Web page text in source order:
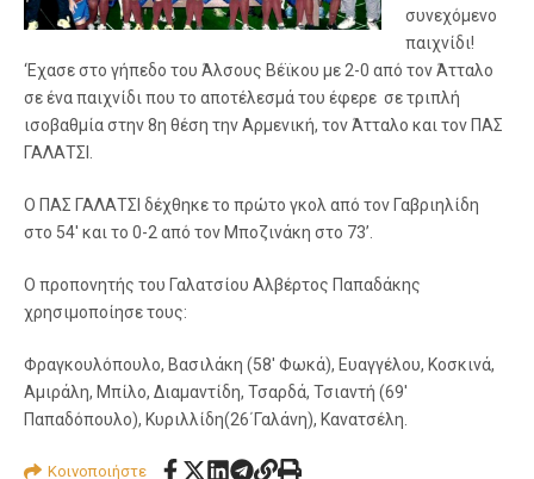
συνεχόμενο
παιχνίδι!
‘Εχασε στο γήπεδο του Άλσους Βέϊκου με 2-0 από τον Άτταλο
σε ένα παιχνίδι που το αποτέλεσμά του έφερε σε τριπλή
ισοβαθμία στην 8η θέση την Αρμενική, τον Άτταλο και τον ΠΑΣ
ΓΑΛΑΤΣΙ.
Ο ΠΑΣ ΓΑΛΑΤΣΙ δέχθηκε το πρώτο γκολ από τον Γαβριηλίδη
στο 54′ και το 0-2 από τον Μποζινάκη στο 73’.
Ο προπονητής του Γαλατσίου Αλβέρτος Παπαδάκης
χρησιμοποίησε τους:
Φραγκουλόπουλο, Βασιλάκη (58′ Φωκά), Ευαγγέλου, Κοσκινά,
Αμιράλη, Μπίλο, Διαμαντίδη, Τσαρδά, Τσιαντή (69′
Παπαδόπουλο), Κυριλλίδη(26΄Γαλάνη), Κανατσέλη.
Κοινοποιήστε